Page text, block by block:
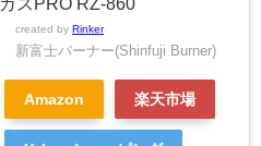
created by Rinker
新富士バーナー(Shinfuji Burner)
Amazon 楽天市場